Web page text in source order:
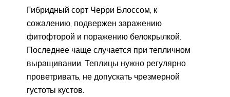
Гибридный сорт Черри Блоссом, к
сожалению, подвержен заражению
фитофторой и поражению белокрылкой.
Последнее чаще случается при тепличном
выращивании. Теплицы нужно регулярно
проветривать, не допускать чрезмерной
густоты кустов.